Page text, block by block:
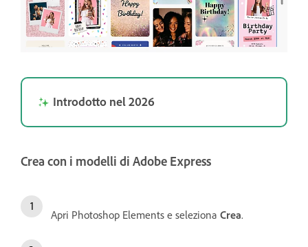
Introdotto nel 2026
Crea con i modelli di Adobe Express
Apri Photoshop Elements e seleziona Crea.